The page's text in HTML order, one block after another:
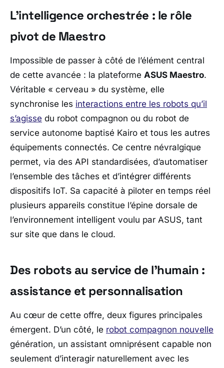
L’intelligence orchestrée : le rôle
pivot de Maestro
Impossible de passer à côté de l’élément central
de cette avancée : la plateforme ASUS Maestro.
Véritable « cerveau » du système, elle
synchronise les interactions entre les robots qu’il
s’agisse du robot compagnon ou du robot de
service autonome baptisé Kairo et tous les autres
équipements connectés. Ce centre névralgique
permet, via des API standardisées, d’automatiser
l’ensemble des tâches et d’intégrer différents
dispositifs IoT. Sa capacité à piloter en temps réel
plusieurs appareils constitue l’épine dorsale de
l’environnement intelligent voulu par ASUS, tant
sur site que dans le cloud.
Des robots au service de l’humain :
assistance et personnalisation
Au cœur de cette offre, deux figures principales
émergent. D’un côté, le robot compagnon nouvelle
génération, un assistant omniprésent capable non
seulement d’interagir naturellement avec les